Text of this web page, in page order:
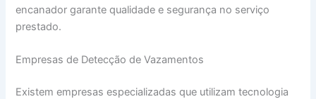
encanador garante qualidade e segurança no serviço
prestado.
Empresas de Detecção de Vazamentos
Existem empresas especializadas que utilizam tecnologia